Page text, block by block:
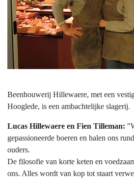
Beenhouwerij Hillewaere, met een
Hooglede, is een ambachtelijke slagerij.
Lucas Hillewaere en Fien Tilleman:
gepassioneerde boeren en halen ons
ouders.
De filosofie van korte keten en
ons. Alles wordt van kop tot staart